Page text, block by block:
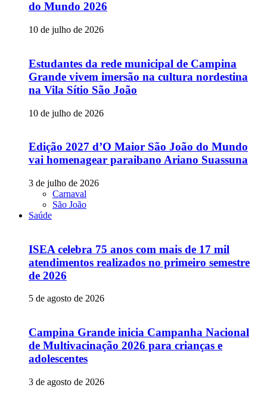
do Mundo 2026
10 de julho de 2026
Estudantes da rede municipal de Campina
Grande vivem imersão na cultura nordestina
na Vila Sítio São João
10 de julho de 2026
Edição 2027 d’O Maior São João do Mundo
vai homenagear paraibano Ariano Suassuna
3 de julho de 2026
Carnaval
São João
Saúde
ISEA celebra 75 anos com mais de 17 mil
atendimentos realizados no primeiro semestre
de 2026
5 de agosto de 2026
Campina Grande inicia Campanha Nacional
de Multivacinação 2026 para crianças e
adolescentes
3 de agosto de 2026